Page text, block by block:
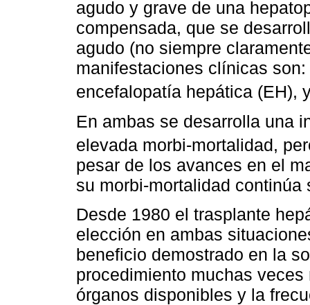
agudo y grave de una
compensada, que se
agudo (no siempre
manifestaciones clínicas
encefalopatía hepática (EH),
En ambas se desarrolla una
elevada morbi-mortalidad,
pesar de los avances en el
su morbi-mortalidad
Desde 1980 el trasplante
elección en ambas
beneficio demostrado en la
procedimiento muchas
órganos disponibles y la